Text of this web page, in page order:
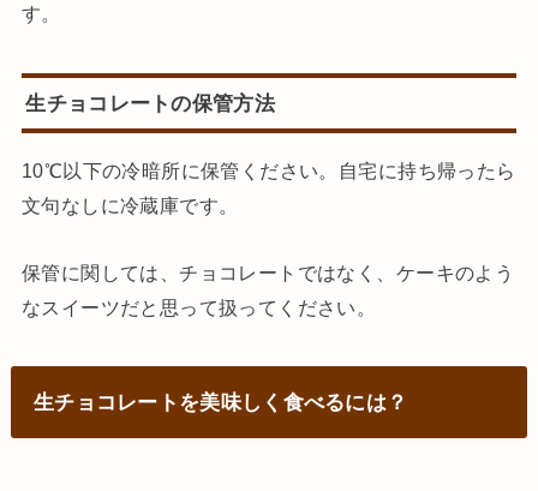
す。
生チョコレートの保管方法
10℃以下の冷暗所に保管ください。自宅に持ち帰ったら
文句なしに冷蔵庫です。
保管に関しては、チョコレートではなく、ケーキのよう
なスイーツだと思って扱ってください。
生チョコレートを美味しく食べるには？